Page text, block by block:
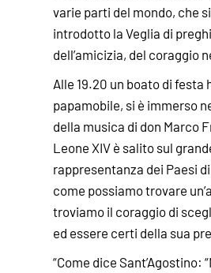
varie parti del mondo, che
introdotto la Veglia di
dell’amicizia, del coraggio
Alle 19.20 un boato di festa
papamobile, si è immerso
della musica di don Marco
Leone XIV è salito sul
rappresentanza dei Paesi
come possiamo trovare
troviamo il coraggio di
ed essere certi della sua
“Come dice